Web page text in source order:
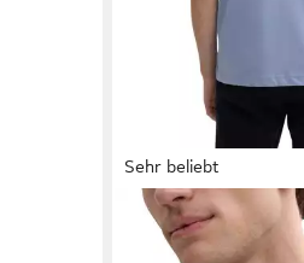
Sehr beliebt
TOM TAILOR
Logoprint